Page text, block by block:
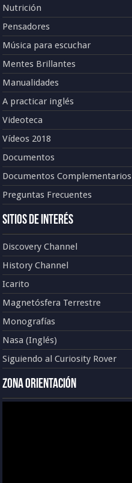
Nutrición
Pensadores
Música para escuchar
Mentes Brillantes
Manualidades
A practicar inglés
Videoteca
Vídeos 2018
Documentos
Documentos Complementarios
Preguntas Frecuentes
Sitios de Interés
Discovery Channel
History Channel
Icarito
Magnetósfera Terrestre
Monografías
Nasa (Inglés)
Siguiendo al Curiosity Rover
Zona Orientación